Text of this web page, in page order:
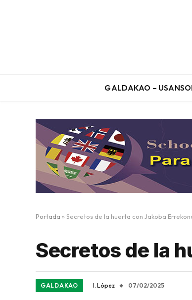
GALDAKAO –
Portada » Secretos de la huerta con Jakoba
Secretos de la
GALDAKAO I. López 07/02/2025